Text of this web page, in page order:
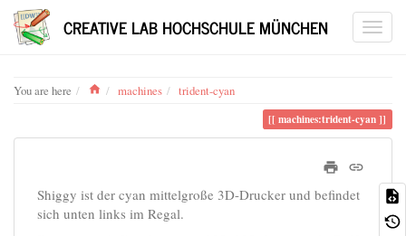
CREATIVE LAB HOCHSCHULE MÜNCHEN
You are here Homemachines trident-cyan
machines:trident-cyan
Shiggy ist der cyan mittelgroße 3D-Drucker und befindet
sich unten links im Regal.